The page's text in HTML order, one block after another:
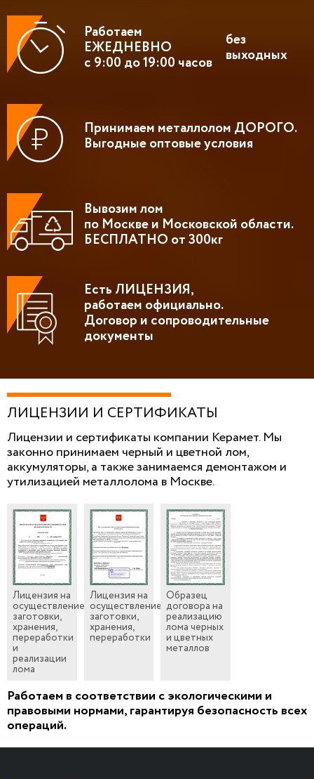
Работаем
ЕЖЕДНЕВНО
с 9:00 до 19:00 часов
без
выходных
Принимаем металлолом ДОРОГО.
Выгодные оптовые условия
Вывозим лом
по Москве и Московской области.
БЕСПЛАТНО от 300кг
Есть ЛИЦЕНЗИЯ,
работаем официально.
Договор и сопроводительные
документы
ЛИЦЕНЗИИ И СЕРТИФИКАТЫ
Лицензии и сертификаты компании Керамет. Мы
законно принимаем черный и цветной лом,
аккумуляторы, а также занимаемся демонтажом и
утилизацией металлолома в Москве.
Лицензия на
осуществление
заготовки,
хранения,
переработки
и
реализации
лома
Лицензия на
осуществление
заготовки,
хранения,
переработки
Образец
договора на
реализацию
лома черных
и цветных
металлов
Работаем в соответствии с экологическими и
правовыми нормами, гарантируя безопасность всех
операций.